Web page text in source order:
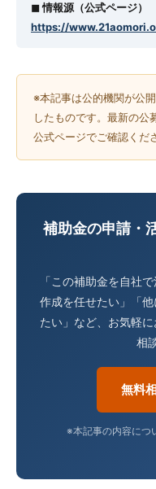
◼︎ 情報源（公式ページ）
https://
※本記事は公的機関が公
したものです。最新の公
公式ページでご確認くだ
補助金の申請・
「この補助金を自社
作成を任せたい」「
たい」など、お気軽
相
無料
※本記事の内容につ